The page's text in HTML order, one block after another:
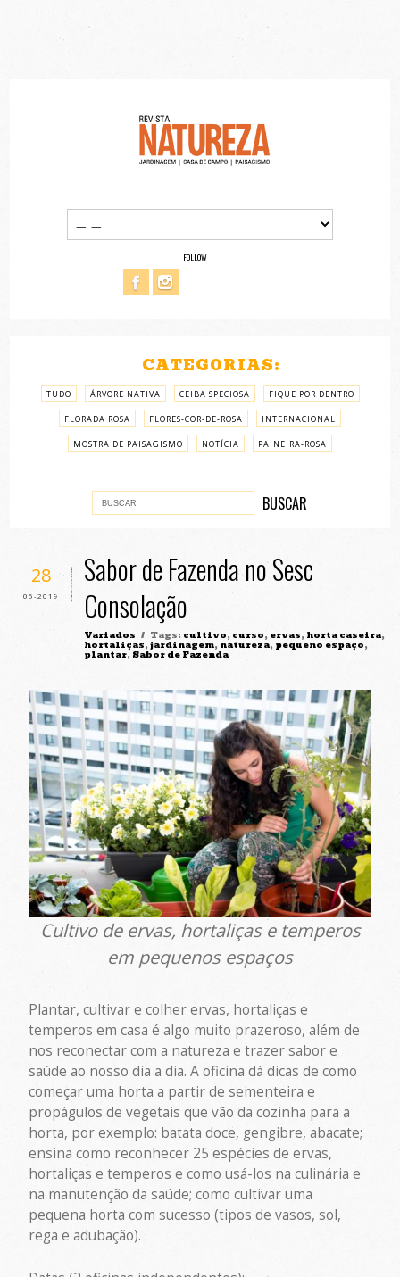
FOLLOW
CATEGORIAS:
TUDO ÁRVORE NATIVA CEIBA SPECIOSA FIQUE POR DENTRO
FLORADA ROSA FLORES-COR-DE-ROSA INTERNACIONAL
MOSTRA DE PAISAGISMO NOTÍCIA PAINEIRA-ROSA
28
05-2019
Sabor de Fazenda no Sesc
Consolação
Variados / Tags: cultivo, curso, ervas, horta caseira,
hortaliças,jardinagem, natureza, pequeno espaço,
plantar, Sabor de Fazenda
Cultivo de ervas, hortaliças e temperos
em pequenos espaços
Plantar, cultivar e colher ervas, hortaliças e
temperos em casa é algo muito prazeroso, além de
nos reconectar com a natureza e trazer sabor e
saúde ao nosso dia a dia. A oficina dá dicas de como
começar uma horta a partir de sementeira e
propágulos de vegetais que vão da cozinha para a
horta, por exemplo: batata doce, gengibre, abacate;
ensina como reconhecer 25 espécies de ervas,
hortaliças e temperos e como usá-los na culinária e
na manutenção da saúde; como cultivar uma
pequena horta com sucesso (tipos de vasos, sol,
rega e adubação).